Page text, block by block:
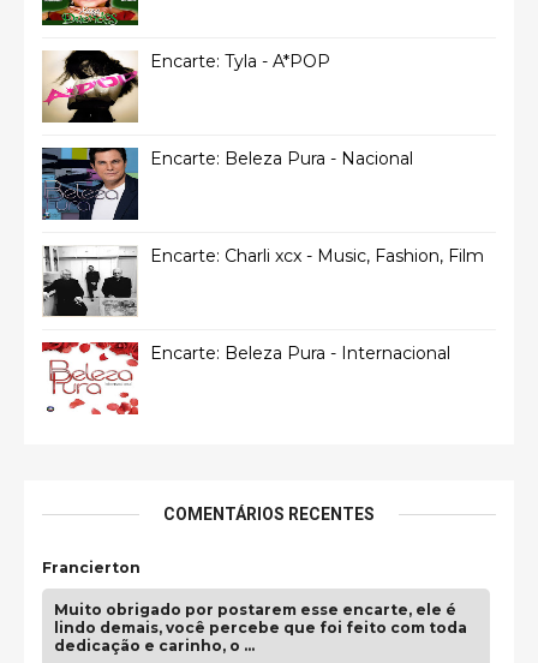
Encarte: Tyla - A*POP
Encarte: Beleza Pura - Nacional
Encarte: Charli xcx - Music, Fashion, Film
Encarte: Beleza Pura - Internacional
COMENTÁRIOS RECENTES
Francierton
Muito obrigado por postarem esse encarte, ele é
lindo demais, você percebe que foi feito com toda
dedicação e carinho, o …